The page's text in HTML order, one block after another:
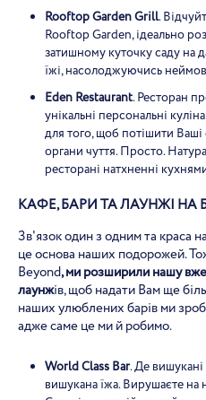
Rooftop Garden Grill.
Rooftop Garden, ідеально
затишному куточку саду на
їжі, насолоджуючись
Eden Restaurant. Ресторан
унікальні персональні
для того, щоб потішити Ваші
органи чуття. Просто.
ресторані натхненні
КАФЕ, БАРИ ТА ЛАУНЖІ НА
Зв'язок один з одним та краса
це основа наших подорожей.
Beyond, ми розширили нашу
лаунжів, щоб надати Вам ще
наших улюблених барів ми
адже саме це ми й робимо.
World Class Bar. Де вишукані
вишукана їжа. Вирушаєте на